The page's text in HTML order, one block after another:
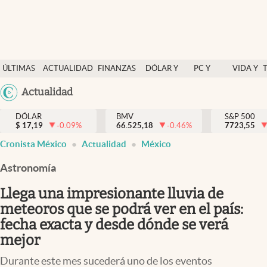
ÚLTIMAS
NOTICIAS
ACTUALIDAD
FINANZAS
DÓLAR Y
PC Y
VIDA Y
México
Actualidad
Actualidad
Finanzas y economía
Dólar y mercados
Pc y celular
Vida y estilo
DÓLAR
$ 17,19 -0.09%
BMV
66.525,18
-0.46%
S&P 500
7723,55
Cronista México Actualidad México
Astronomía
Llega una impresionante lluvia de
meteoros que se podrá ver en el país:
fecha exacta y desde dónde se verá
mejor
Durante este mes sucederá uno de los eventos